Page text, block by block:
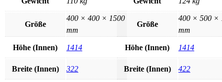
Größe
400 × 400 × 1500
mm
Höhe (Innen) 1414
Breite (Innen) 322
Größe
400 × 500 ×
mm
Höhe (Innen) 1414
Breite (Innen) 422